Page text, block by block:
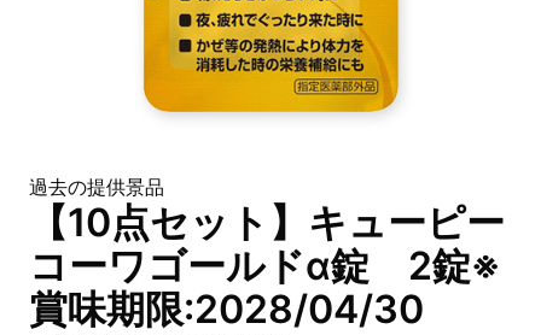
過去の提供景品
【10点セット】キューピー
コーワゴールドα錠 2錠※
賞味期限:2028/04/30